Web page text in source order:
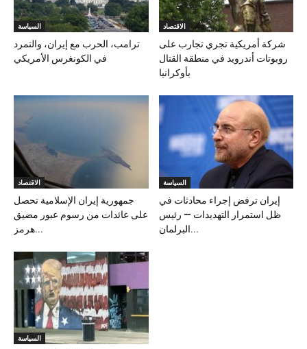
السياسة
ترامب، الحرب مع إيران، والتمرد
في الكونغرس الأمريكي
الاقتصاد
شركة أمريكية تجري تجارب على
روبوتات أندرويد في منطقة القتال
بأوكرانيا
الاقتصاد
جمهورية إيران الإسلامية تحصل
على عائدات من رسوم عبور مضيق
هرمز...
السياسة
إيران ترفض إجراء محادثات في
ظل استمرار التهديدات — رئيس
البرلمان...
السياسة